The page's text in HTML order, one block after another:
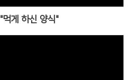
게 하신 양식"